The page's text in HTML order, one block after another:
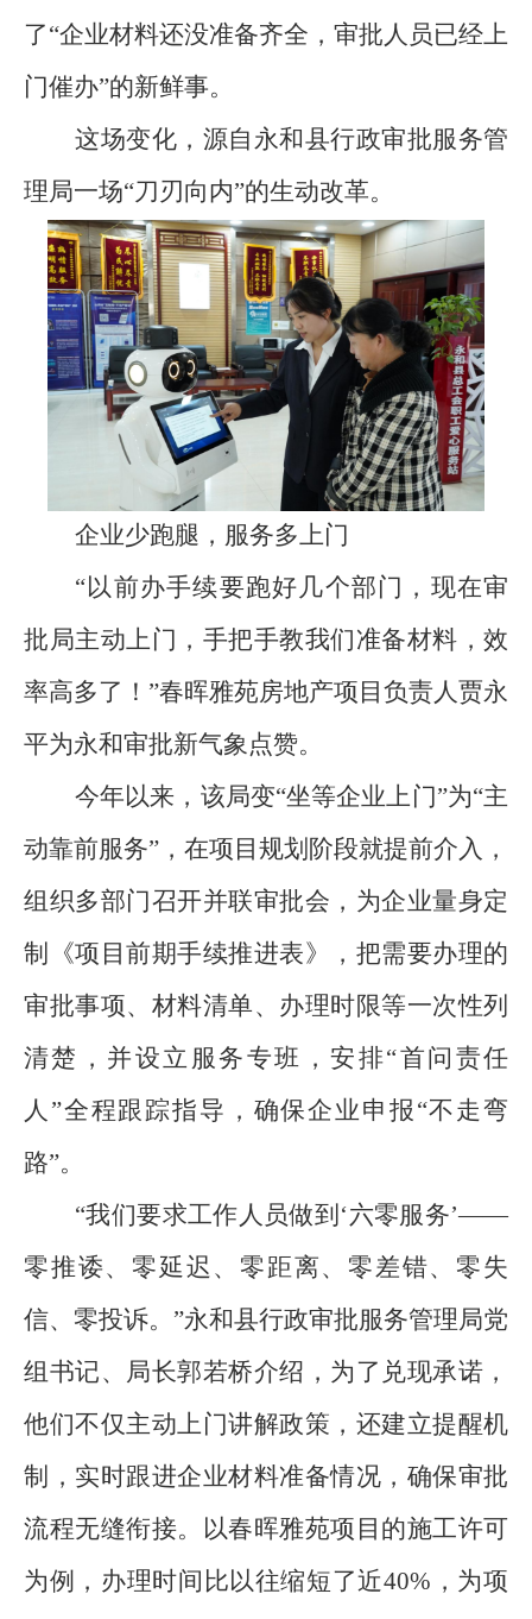
了“企业材料还没准备齐全，审批人员已经上
门催办”的新鲜事。
这场变化，源自永和县行政审批服务管
理局一场“刀刃向内”的生动改革。
企业少跑腿，服务多上门
“以前办手续要跑好几个部门，现在审
批局主动上门，手把手教我们准备材料，效
率高多了！ ”春晖雅苑房地产项目负责人贾永
平为永和审批新气象点赞。
今年以来，该局变“坐等企业上门”为“主
动靠前服务” ，在项目规划阶段就提前介入，
组织多部门召开并联审批会，为企业量身定
制《项目前期手续推进表》，把需要办理的
审批事项、材料清单、办理时限等一次性列
清楚，并设立服务专班，安排“首问责任
人 ”全程跟踪指导，确保企业申报 “不走弯
路”。
“我们要求工作人员做到 ‘六零服务’——
零推诿、零延迟、零距离、零差错、零失
信、零投诉。 ”永和县行政审批服务管理局党
组书记、局长郭若桥介绍，为了兑现承诺，
他们不仅主动上门讲解政策，还建立提醒机
制，实时跟进企业材料准备情况，确保审批
流程无缝衔接。以春晖雅苑项目的施工许可
为例，办理时间比以往缩短了近40% ，为项